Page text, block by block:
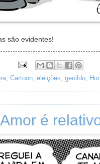
são evidentes!
Cartoon eleições genildo
Amor é